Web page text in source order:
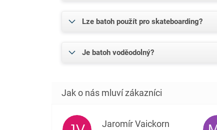
Lze batoh použít pro skateboarding?
Je batoh voděodolný?
Jaromír Vaickorn